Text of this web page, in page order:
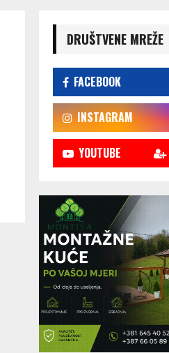
DRUŠTVENE MREŽE
FACEBOOK
INSTAGRAM
YOUTUBE